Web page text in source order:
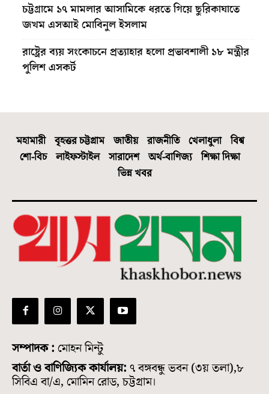
চট্টগ্রামে ১৭ মামলার আসামিকে ধরতে গিয়ে ছুরিকাঘাতে
জখম এসআই মোবিনুল ইসলাম
রাষ্ট্রের ব্যয় সংকোচনে প্রত্যাহার হলো প্রভাবশালী ১৮ মন্ত্রীর
পুলিশ এসকর্ট
মহামারী বৃহত্তর চট্টগ্রাম জাতীয় রাজনীতি খেলাধুলা
বিশ্ব
শো-বিচ
লাইফস্টাইল সারাদেশ অর্থ-বাণিজ্য
শিক্ষা দিক্ষা
ভিন্ন খবর
সম্পাদক : মোহন মিন্টু
বার্তা ও বাণিজ্যিক কার্যালয়: ৭ বঙ্গবন্ধু ভবন (৩য় তলা),৮
সিবিএ বা/এ, মোমিন রোড, চট্টগ্রাম।